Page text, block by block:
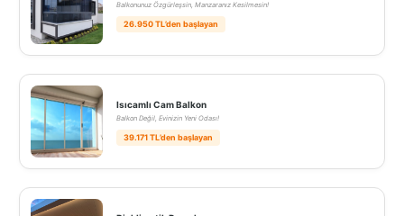
Balkonunuz Özgürleşsin, Manzaranız Kesilmesin!
26.950 TL’den başlayan
Isıcamlı Cam Balkon
Balkon Değil, Evinizin Yeni Odası!
39.171 TL’den başlayan